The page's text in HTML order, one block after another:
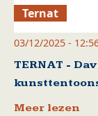
Ternat
03/12/2025 -
TERNAT -
Meer lezen